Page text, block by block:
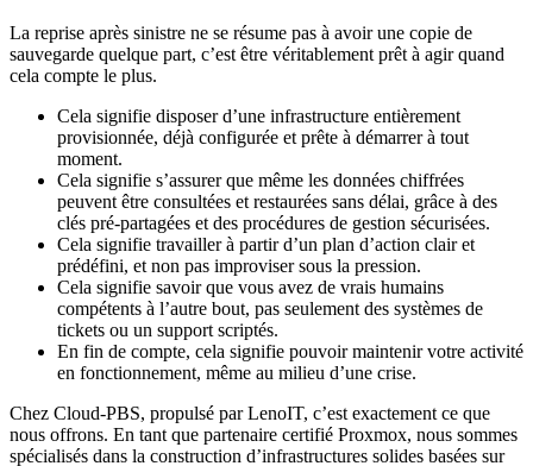
La reprise après sinistre ne se résume pas à avoir une copie de
sauvegarde quelque part, c’est être véritablement prêt à agir quand
cela compte le plus.
Cela signifie disposer d’une infrastructure entièrement
provisionnée, déjà configurée et prête à démarrer à tout
moment.
Cela signifie s’assurer que même les données chiffrées
peuvent être consultées et restaurées sans délai, grâce à des
clés pré-partagées et des procédures de gestion sécurisées.
Cela signifie travailler à partir d’un plan d’action clair et
prédéfini, et non pas improviser sous la pression.
Cela signifie savoir que vous avez de vrais humains
compétents à l’autre bout, pas seulement des systèmes de
tickets ou un support scriptés.
En fin de compte, cela signifie pouvoir maintenir votre activité
en fonctionnement, même au milieu d’une crise.
Chez Cloud-PBS, propulsé par LenoIT, c’est exactement ce que
nous offrons. En tant que partenaire certifié Proxmox, nous sommes
spécialisés dans la construction d’infrastructures solides basées sur